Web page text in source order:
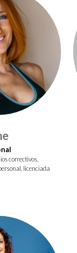
correctivos,
licenciada